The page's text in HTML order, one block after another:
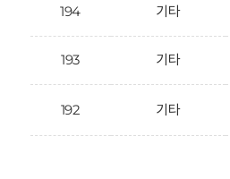
194 기타
193 기타
192 기타